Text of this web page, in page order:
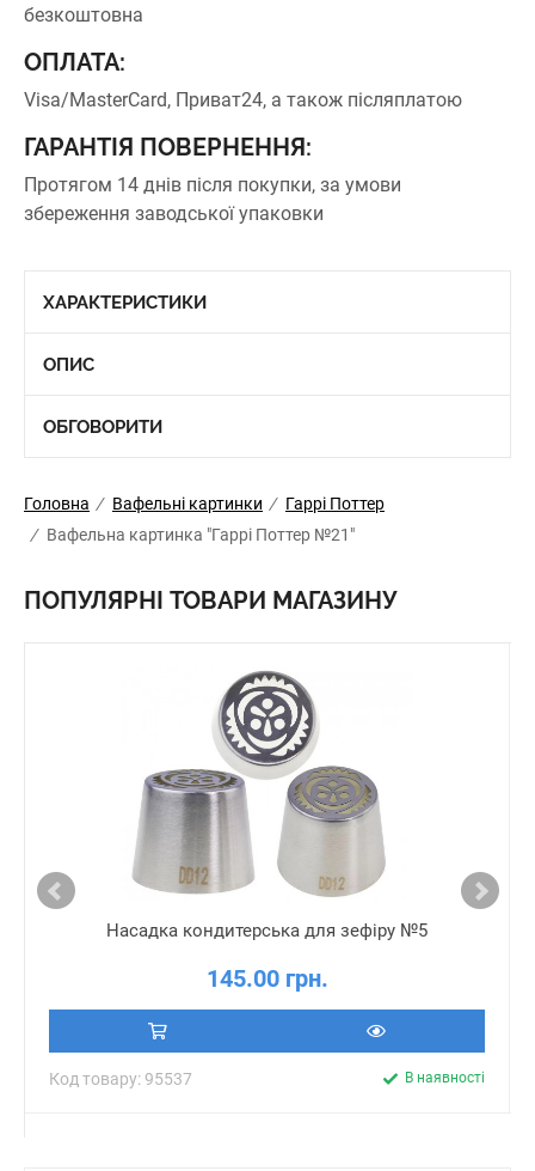
безкоштовна
ОПЛАТА:
Visa/MasterCard, Приват24, а також післяплатою
ГАРАНТІЯ ПОВЕРНЕННЯ:
Протягом 14 днів після покупки, за умови
збереження заводської упаковки
ХАРАКТЕРИСТИКИ
ОПИС
ОБГОВОРИТИ
Головна / Вафельні картинки / Гаррі Поттер
/ Вафельна картинка "Гаррі Поттер №21"
ПОПУЛЯРНІ ТОВАРИ МАГАЗИНУ
Насадка кондитерська для зефіру №5
145.00 грн.
Код товару: 95537 В наявності